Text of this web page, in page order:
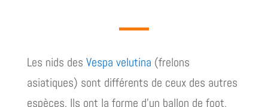
Les nids des Vespa velutina (frelons
asiatiques) sont différents de ceux des autres
espèces. Ils ont la forme d’un ballon de foot,